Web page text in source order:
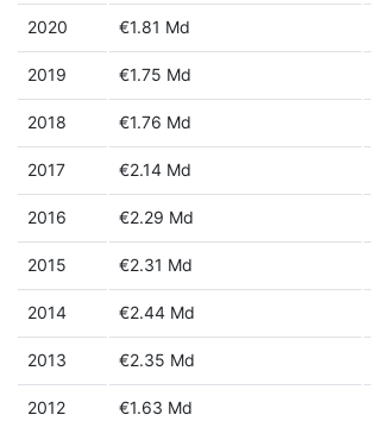
2020 €1.81 Md
2019 €1.75 Md
2018 €1.76 Md
2017 €2.14 Md
2016 €2.29 Md
2015 €2.31 Md
2014 €2.44 Md
2013 €2.35 Md
2012 €1.63 Md